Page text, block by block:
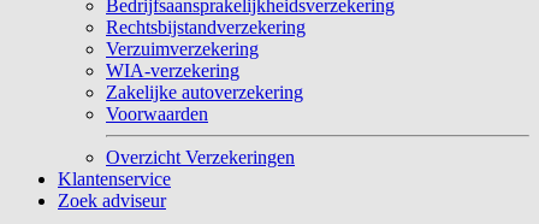
Bedrijfsaansprakelijkheidsverzekering
Rechtsbijstandverzekering
Verzuimverzekering
WIA-verzekering
Zakelijke autoverzekering
Voorwaarden
Overzicht Verzekeringen
Klantenservice
Zoek adviseur